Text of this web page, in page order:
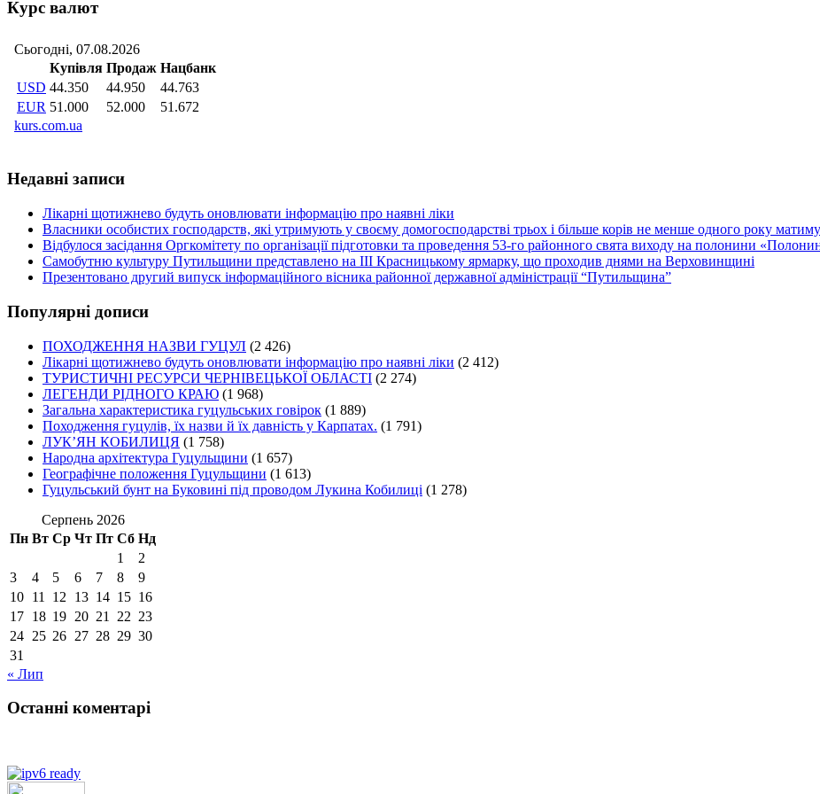
Курс валют
Недавні записи
Лікарні щотижнево будуть оновлювати інформацію про наявні ліки
Власники особистих господарств, які утримують у своєму домогосподарстві трьох і більше корів не менше одного року
Відбулося засідання Оргкомітету по організації підготовки та проведення 53-го районного свята виходу на полонини
Самобутню культуру Путильщини представлено на ІІІ Красницькому ярмарку, що проходив днями на Верховинщині
Презентовано другий випуск інформаційного вісника районної державної адміністрації “Путильщина”
Популярні дописи
ПОХОДЖЕННЯ НАЗВИ ГУЦУЛ (2 426)
Лікарні щотижнево будуть оновлювати інформацію про наявні ліки (2 412)
ТУРИСТИЧНІ РЕСУРСИ ЧЕРНІВЕЦЬКОЇ ОБЛАСТІ (2 274)
ЛЕГЕНДИ РІДНОГО КРАЮ (1 968)
Загальна характеристика гуцульських говірок (1 889)
Походження гуцулів, їх назви й їх давність у Карпатах. (1 791)
ЛУК’ЯН КОБИЛИЦЯ (1 758)
Народна архітектура Гуцульщини (1 657)
Географічне положення Гуцульщини (1 613)
Гуцульський бунт на Буковині під проводом Лукина Кобилиці (1 278)
Серпень 2026
Пн Вт Ср Чт Пт Сб Нд
1
2
3
4 5 6 7 8
9
10 11 12 13 14 15 16
17 18 19 20 21 22 23
24 25 26 27 28 29 30
31
« Лип
Останні коментарі